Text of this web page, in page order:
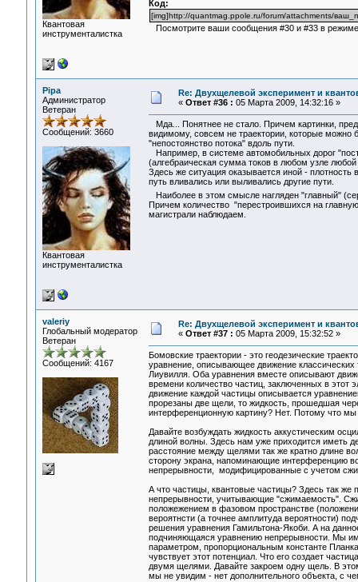
Квантовая
инструменталистка
Код:
[img]http://quantmag.ppole.ru/forum/attachments/
Посмотрите ваши сообщения #30 и #33 в режиме
Pipa
Администратор
Ветеран
Сообщений: 3660
Квантовая
инструменталистка
Re: Двухщелевой эксперимент и
« Ответ #36 : 05 Марта 2009, 14:32:16 »
Мда... Понятнее не стало. Причем картинки,
видимому, совсем не траектории, которые
"непостоянство потока" вдоль пути.
Например, в системе автомобильных дорог
(алгебраическая сумма токов в любом узле
Здесь же ситуация оказывается иной -
путь вливались или выливались другие пути.
Наиболее в этом смысле нагляден "главный"
Причем количество "перестроившихся на
магистрали наблюдаем.
valeriy
Глобальный модератор
Ветеран
Сообщений: 4167
Re: Двухщелевой эксперимент и
« Ответ #37 : 05 Марта 2009, 15:32:52 »
Бомовские траектории - это геодезические
уравнение, описывающее движение
Лиувилля. Оба уравнения вместе описывают
времени количество частиц, заключенных в
движение каждой частицы описывается
прорезаны две щели, то жидкость, прошедшая
интерференционную картину? Нет. Потому что
Давайте возбуждать жидкость аккустическим
длиной волны. Здесь нам уже приходится иметь
расстояние между щелями так же кратно длине
сторону экрана, напоминающие интерференцию
непрерывности, модифицированные с учетом
А что частицы, квантовые частицы? Здесь так же
непрерывности, учитывающие "сжимаемость".
положежением в фазовом пространстве
вероятнсти (а точнее амплитуда вероятности)
решения уравнения Гамильтона-Якоби. А на
подчиняющаяся уравнению непрерывности. Мы
параметром, пропорциональным константе
чувствует этот потенциал. Что его создает
двумя щелями. Давайте закроем одну щель. В
мы не увидим - нет дополнительного объекта, с